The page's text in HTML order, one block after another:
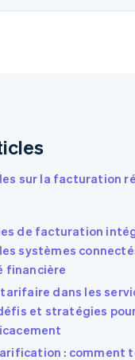
sur la facturation
de facturation
systèmes
financière
dans les
et stratégies
: comment
简体中文